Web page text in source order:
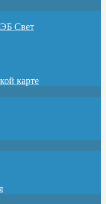
Свет
карте